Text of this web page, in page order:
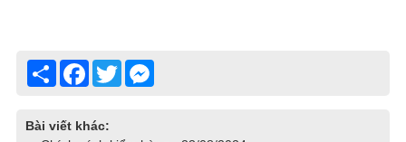
ShareFacebook
TwitterMessenger
Bài viết khác: